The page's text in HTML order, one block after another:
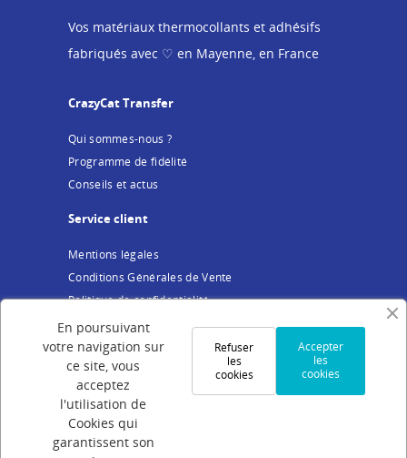
Vos matériaux thermocollants et adhésifs
fabriqués avec ♡ en Mayenne, en France
CrazyCat Transfer
Qui sommes-nous ?
Programme de fidélité
Conseils et actus
Service client
Mentions légales
Conditions Générales de Vente
Politique de confidentialité
Cookies
Votre compte
Connexion
Création de compte
Suivi de commande
En poursuivant
votre navigation sur
ce site, vous
acceptez
l'utilisation de
Cookies qui
garantissent son
Accepter
les
cookies
Refuser
les
cookies